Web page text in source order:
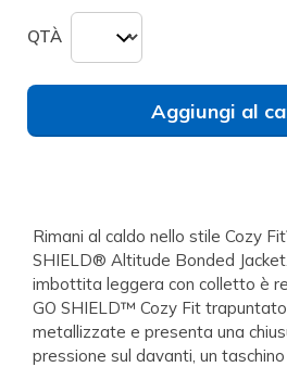
QTÀ
Aggiungi al
Rimani al caldo nello stile Cozy
SHIELD® Altitude Bonded
imbottita leggera con colletto è
GO SHIELD™ Cozy Fit
metallizzate e presenta una
pressione sul davanti, un